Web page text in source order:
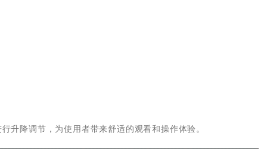
升降调节，为使用者带来舒适的观看和操作体验。